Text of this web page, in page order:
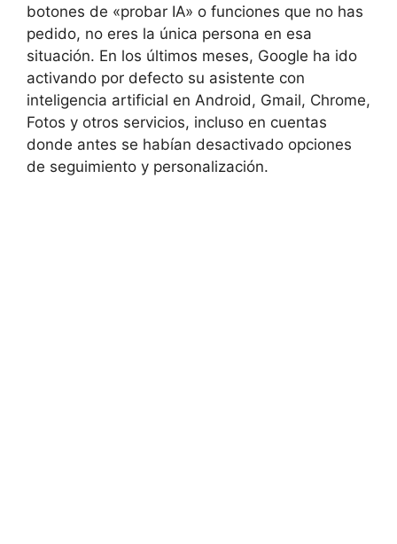
botones de «probar IA» o funciones que no has
pedido, no eres la única persona en esa
situación. En los últimos meses, Google ha ido
activando por defecto su asistente con
inteligencia artificial en Android, Gmail, Chrome,
Fotos y otros servicios, incluso en cuentas
donde antes se habían desactivado opciones
de seguimiento y personalización.